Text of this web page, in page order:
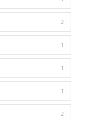
2
1
1
1
2